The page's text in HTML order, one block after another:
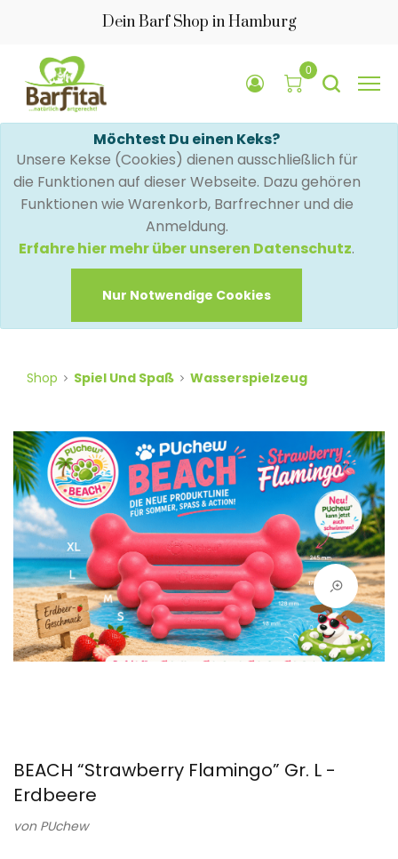
Dein Barf Shop in Hamburg
0
Möchtest Du einen Keks?
Unsere Kekse (Cookies) dienen ausschließlich für
die Funktionen auf dieser Webseite. Dazu gehören
Funktionen wie Warenkorb, Barfrechner und die
Anmeldung.
Erfahre hier mehr über unseren Datenschutz.
Nur Notwendige Cookies
Shop Spiel Und Spaß Wasserspielzeug
BEACH “Strawberry Flamingo” Gr. L -
Erdbeere
von PUchew